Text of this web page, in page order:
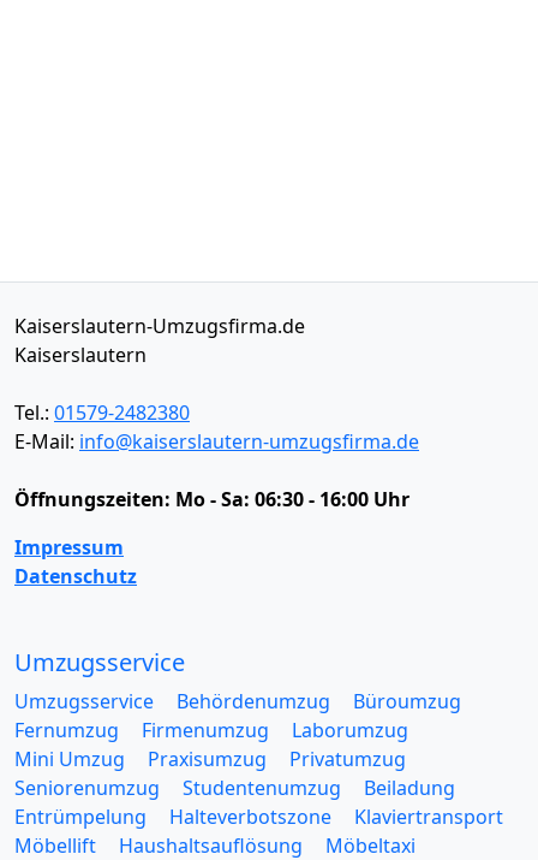
Kaiserslautern-Umzugsfirma.de
Kaiserslautern
Tel.: 01579-2482380
E-Mail: info@kaiserslautern-umzugsfirma.de
Öffnungszeiten: Mo - Sa: 06:30 - 16:00 Uhr
Impressum
Datenschutz
Umzugsservice
Umzugsservice Behördenumzug
Büroumzug
Fernumzug
Firmenumzug
Laborumzug
Mini Umzug
Praxisumzug
Privatumzug
Seniorenumzug
Studentenumzug
Beiladung
Entrümpelung
Halteverbotszone
Klaviertransport
Möbellift
Haushaltsauflösung
Möbeltaxi